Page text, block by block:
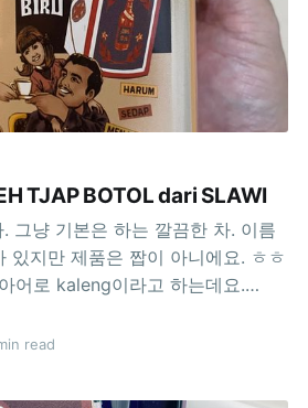
TJAP BOTOL dari SLAWI
냥 기본은 하는 깔끔한 차. 이름
있지만 제품은 짭이 아니에요. ㅎㅎ
어로 kaleng이라고 하는데요.
20개 들어있는 제품은
루피아 정도하네요. 마트에서도
read